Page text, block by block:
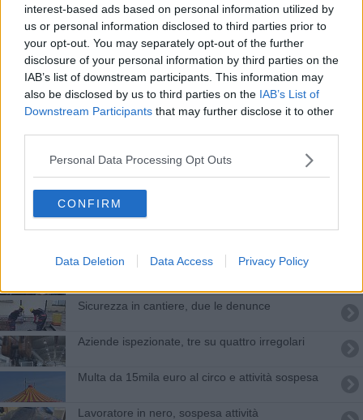
interest-based ads based on personal information utilized by
us or personal information disclosed to third parties prior to
your opt-out. You may separately opt-out of the further
disclosure of your personal information by third parties on the
IAB’s list of downstream participants. This information may
also be disclosed by us to third parties on the IAB’s List of
Downstream Participants that may further disclose it to other
Personal Data Processing Opt Outs
CONFIRM
Data Deletion Data Access Privacy Policy
"Occhio ai furbi", ad Arezzo dilaga l'abusivismo
Via vai di clienti, scovata parrucchiera abusiva
Lavoro e affitti in nero smascherati nell'Aretino
Bus e tram verso un lunedì nero di scioperi
Edilizia, la mobilitazione dei lavoratori a Roma
Deposito di materiali in eternit sequestrato
"Crescere imprenditori", accesso a finanziamenti
Sicurezza in cantiere, due le denunce
Aziende ispezionate, tre su quattro irregolari
Multa da 15mila euro al circo e attività sospesa
Lavoratore in nero, sospesa attività